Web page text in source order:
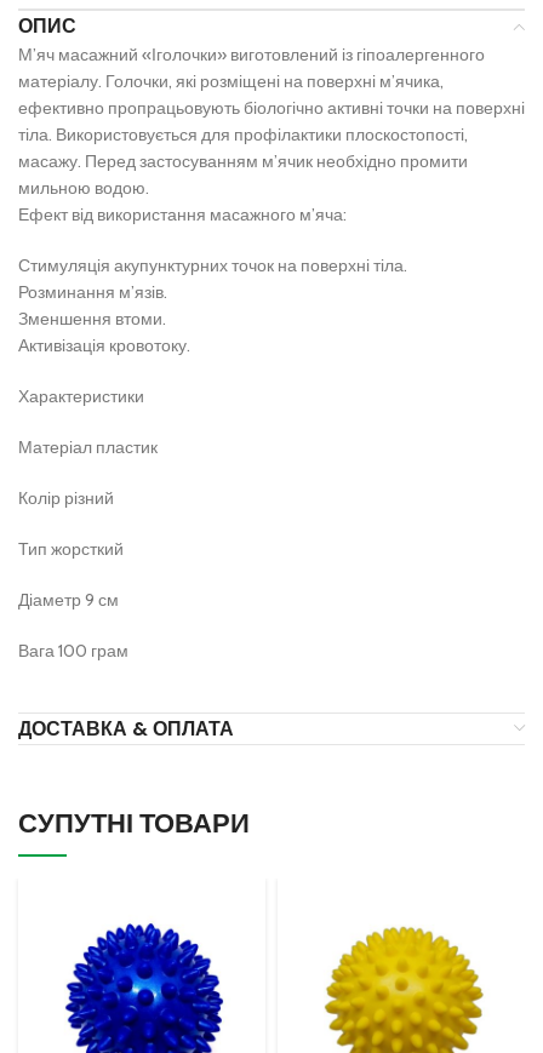
ОПИС
М’яч масажний «Іголочки» виготовлений із гіпоалергенного
матеріалу. Голочки, які розміщені на поверхні м’ячика,
ефективно пропрацьовують біологічно активні точки на поверхні
тіла. Використовується для профілактики плоскостопості,
масажу. Перед застосуванням м’ячик необхідно промити
мильною водою.
Ефект від використання масажного м’яча:
Стимуляція акупунктурних точок на поверхні тіла.
Розминання м’язів.
Зменшення втоми.
Активізація кровотоку.
Характеристики
Матеріал пластик
Колір різний
Тип жорсткий
Діаметр 9 см
Вага 100 грам
ДОСТАВКА & ОПЛАТА
СУПУТНІ ТОВАРИ